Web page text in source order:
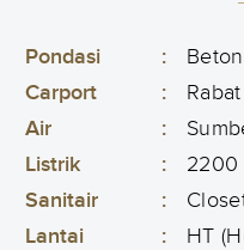
Pondasi :
Carport
:
Air
:
Listrik
:
2200
Sanitair
:
Lantai
:
HT